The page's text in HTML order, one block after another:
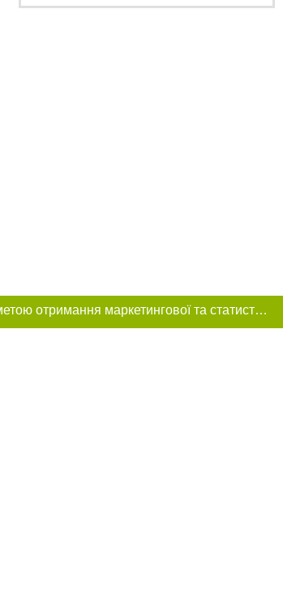
Цей сайт використовує «cookies». Також веб-сайт використовує інтернет-сервіс для збору технічних даних стосовно відвідувачів з метою отримання маркетингової та статистичної інформації. Умови обробки даних відвідувачів сайту див.